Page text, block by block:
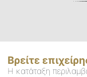
Βρείτε
Η κατάταξη